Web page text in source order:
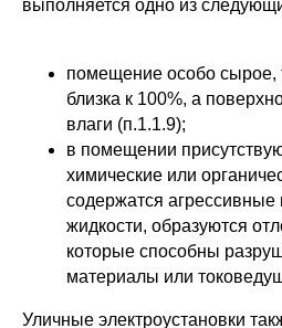
выполняется одно из
помещение особо сырое,
близка к 100%, а
влаги (п.1.1.9);
в помещении
химические или
содержатся агрессивные
жидкости, образуются
которые способны
материалы или
Уличные электроустановки